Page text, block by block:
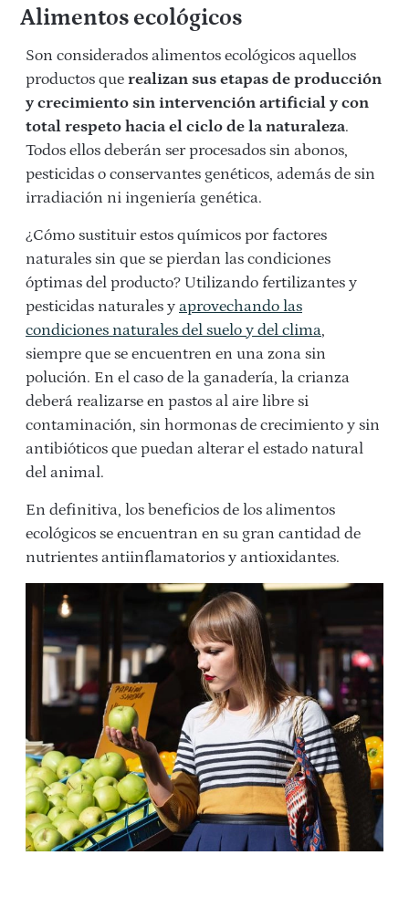
Alimentos ecológicos
Son considerados alimentos ecológicos aquellos
productos que realizan sus etapas de producción
y crecimiento sin intervención artificial y con
total respeto hacia el ciclo de la naturaleza.
Todos ellos deberán ser procesados sin abonos,
pesticidas o conservantes genéticos, además de sin
irradiación ni ingeniería genética.
¿Cómo sustituir estos químicos por factores
naturales sin que se pierdan las condiciones
óptimas del producto? Utilizando fertilizantes y
pesticidas naturales y aprovechando las
condiciones naturales del suelo y del clima,
siempre que se encuentren en una zona sin
polución. En el caso de la ganadería, la crianza
deberá realizarse en pastos al aire libre si
contaminación, sin hormonas de crecimiento y sin
antibióticos que puedan alterar el estado natural
del animal.
En definitiva, los beneficios de los alimentos
ecológicos se encuentran en su gran cantidad de
nutrientes antiinflamatorios y antioxidantes.